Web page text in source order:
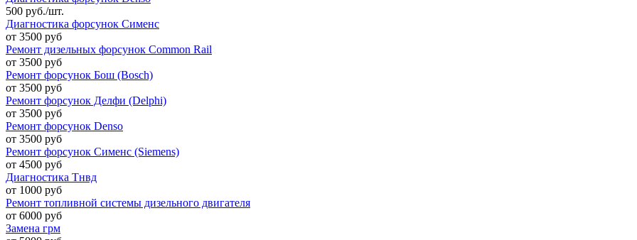
500 руб./шт.
Диагностика форсунок Сименс
от 3500 руб
Ремонт дизельных форсунок Common Rail
от 3500 руб
Ремонт форсунок Бош (Bosch)
от 3500 руб
Ремонт форсунок Делфи (Delphi)
от 3500 руб
Ремонт форсунок Denso
от 3500 руб
Ремонт форсунок Сименс (Siemens)
от 4500 руб
Диагностика Тнвд
от 1000 руб
Ремонт топливной системы дизельного двигателя
от 6000 руб
Замена грм